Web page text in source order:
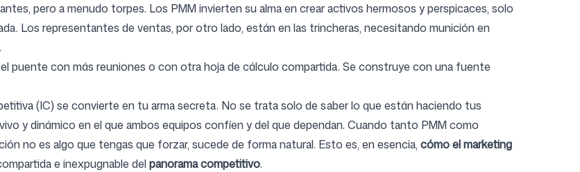
pero a menudo torpes. Los PMM invierten su alma en crear activos hermosos y perspicaces, solo
Los representantes de ventas, por otro lado, están en las trincheras, necesitando munición en
puente con más reuniones o con otra hoja de cálculo compartida. Se construye con una fuente
(IC) se convierte en tu arma secreta. No se trata solo de saber lo que están haciendo tus
y dinámico en el que ambos equipos confíen y del que dependan. Cuando tanto PMM como
no es algo que tengas que forzar, sucede de forma natural. Esto es, en esencia, cómo el marketing
e inexpugnable delpanorama competitivo.